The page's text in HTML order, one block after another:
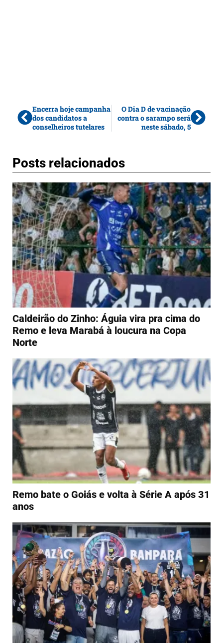
Encerra hoje campanha
dos candidatos a
conselheiros tutelares
O Dia D de vacinação
contra o sarampo será
neste sábado, 5
Posts relacionados
Caldeirão do Zinho: Águia vira pra cima do
Remo e leva Marabá à loucura na Copa
Norte
Remo bate o Goiás e volta à Série A após 31
anos